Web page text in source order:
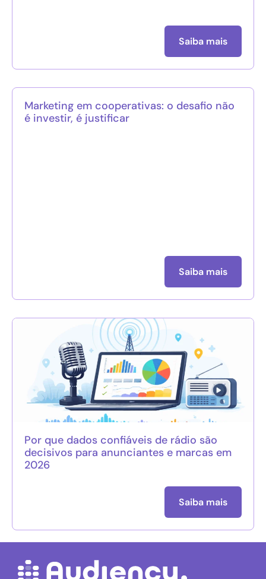
Saiba mais
Marketing em cooperativas: o desafio não
é investir, é justificar
Saiba mais
Por que dados confiáveis de rádio são
decisivos para anunciantes e marcas em
2026
Saiba mais